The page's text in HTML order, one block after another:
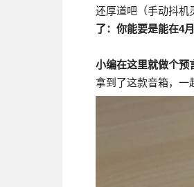
还厚道吧（手动抖机
了：你能要是能在4
小编在这里就做个预
拿到了这款音箱，一